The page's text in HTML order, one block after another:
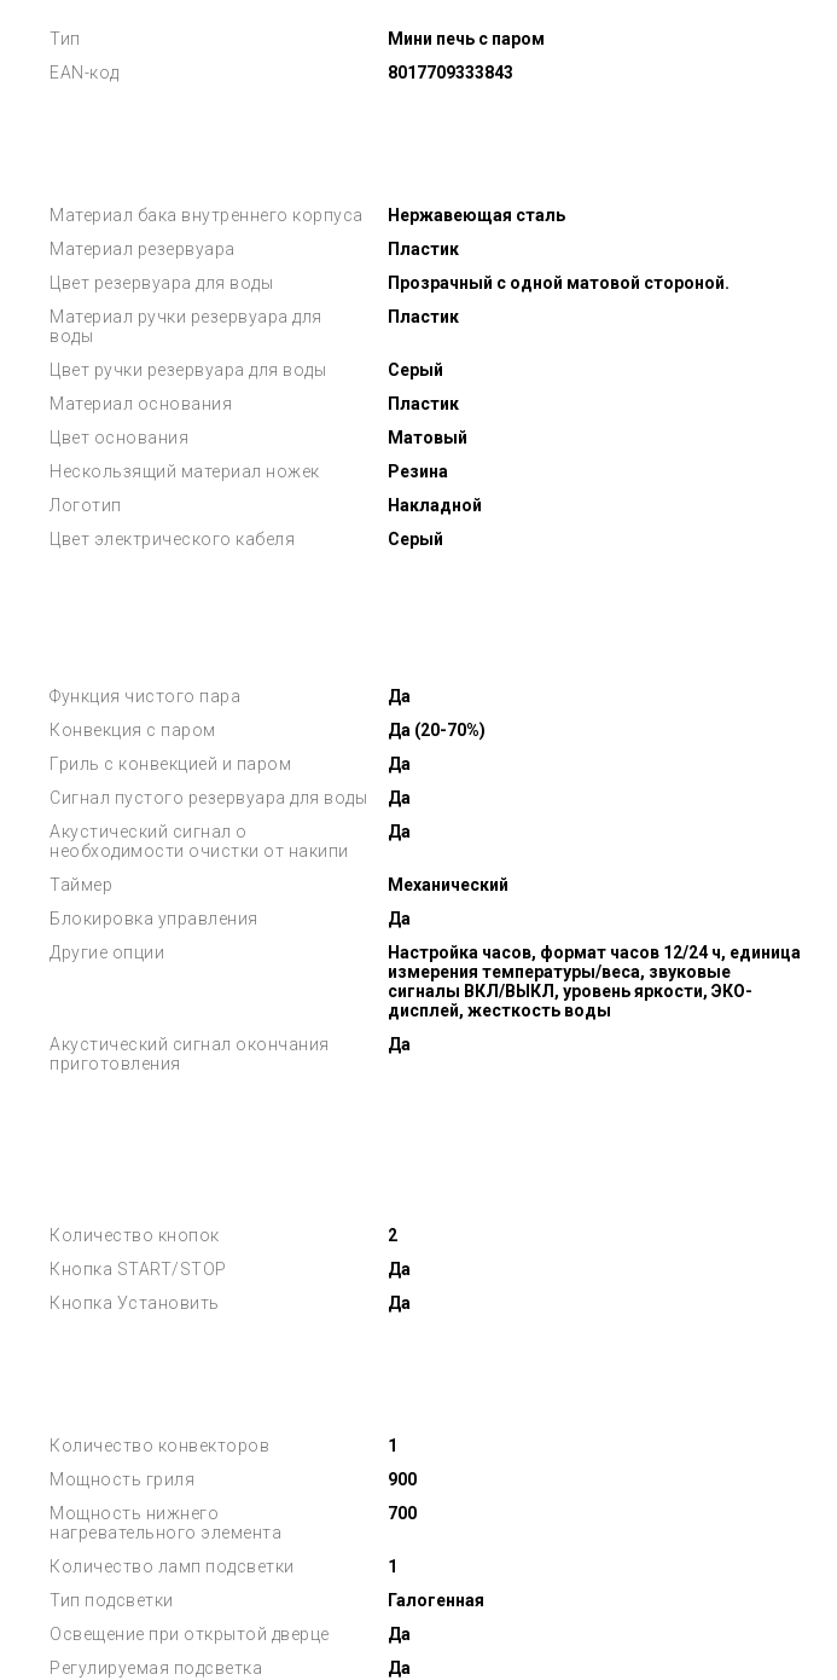
Тип
Мини печь с паром
EAN-код
8017709333843
Материал бака внутреннего корпуса
Нержавеющая сталь
Материал резервуара
Пластик
Цвет резервуара для воды
Прозрачный с одной матовой стороной.
Материал ручки резервуара для
воды
Пластик
Цвет ручки резервуара для воды
Серый
Материал основания
Пластик
Цвет основания
Матовый
Нескользящий материал ножек
Резина
Логотип
Накладной
Цвет электрического кабеля
Серый
Функция чистого пара
Да
Конвекция с паром
Да (20-70%)
Гриль с конвекцией и паром
Да
Сигнал пустого резервуара для воды
Да
Акустический сигнал о
необходимости очистки от накипи
Да
Таймер
Механический
Блокировка управления
Да
Другие опции
Настройка часов, формат часов 12/24 ч, единица
измерения температуры/веса, звуковые
сигналы ВКЛ/ВЫКЛ, уровень яркости, ЭКО-
дисплей, жесткость воды
Акустический сигнал окончания
приготовления
Да
Количество кнопок
2
Кнопка START/STOP
Да
Кнопка Установить
Да
Количество конвекторов
1
Мощность гриля
900
Мощность нижнего
нагревательного элемента
700
Количество ламп подсветки
1
Тип подсветки
Галогенная
Освещение при открытой дверце
Да
Регулируемая подсветка
Да